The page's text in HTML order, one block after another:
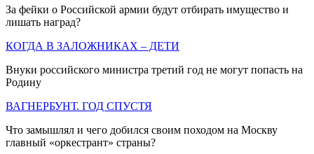
За фейки о Российской армии будут отбирать имущество и
лишать наград?
КОГДА В ЗАЛОЖНИКАХ – ДЕТИ
Внуки российского министра третий год не могут попасть на
Родину
ВАГНЕРБУНТ. ГОД СПУСТЯ
Что замышлял и чего добился своим походом на Москву
главный «оркестрант» страны?